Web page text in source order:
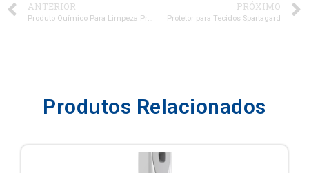
ANTERIOR
Produto Químico Para Limpeza Profissional
PRÓXIMO
Protetor para Tecidos Spartagard
Produtos Relacionados